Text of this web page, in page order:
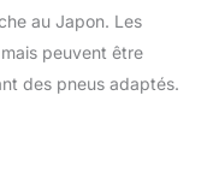
au Japon. Les
peuvent être
des pneus adaptés.